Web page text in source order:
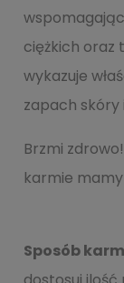
ciężkich oraz
wykazuje
zapach skóry
Brzmi
karmie
Sposób